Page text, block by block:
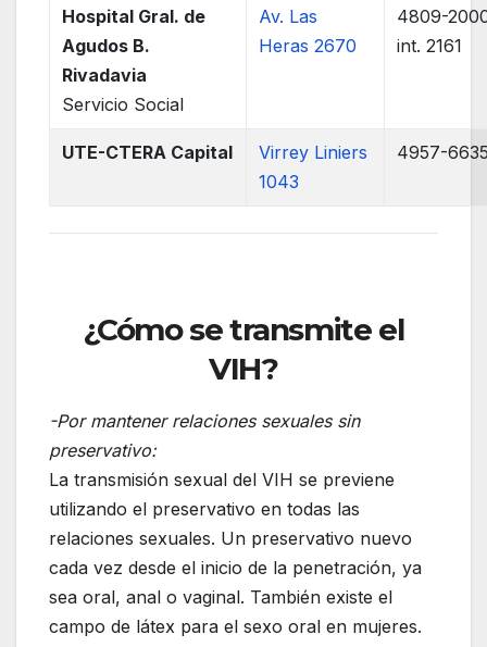
Hospital Gral. de
Agudos B.
Rivadavia
Servicio Social
Av. Las
Heras 2670
4809-
int. 2161
UTE-CTERA Capital
Virrey Liniers
1043
4957-
¿Cómo se transmite el
VIH?
-Por mantener relaciones sexuales sin
preservativo:
La transmisión sexual del VIH se previene
utilizando el preservativo en todas las
relaciones sexuales. Un preservativo nuevo
cada vez desde el inicio de la penetración, ya
sea oral, anal o vaginal. También existe el
campo de látex para el sexo oral en mujeres.